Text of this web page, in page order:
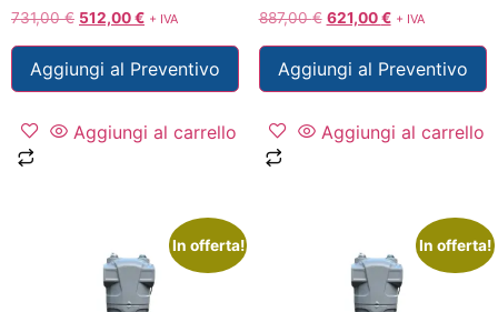
731,00€ 512,00€ + IVA
Aggiungi al Preventivo
Aggiungi al carrello
887,00€ 621,00€ + IVA
Aggiungi al Preventivo
Aggiungi al carrello
In offerta! In offerta!